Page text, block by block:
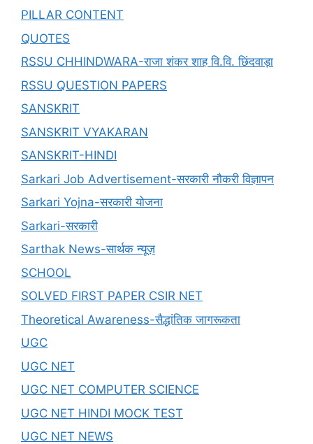
PILLAR CONTENT
QUOTES
RSSU CHHINDWARA-राजा शंकर शाह वि.वि. छिंदवाड़ा
RSSU QUESTION PAPERS
SANSKRIT
SANSKRIT VYAKARAN
SANSKRIT-HINDI
Sarkari Job Advertisement-सरकारी नौकरी विज्ञापन
Sarkari Yojna-सरकारी योजना
Sarkari-सरकारी
Sarthak News-सार्थक न्यूज़
SCHOOL
SOLVED FIRST PAPER CSIR NET
Theoretical Awareness-सैद्धांतिक जागरूकता
UGC
UGC NET
UGC NET COMPUTER SCIENCE
UGC NET HINDI MOCK TEST
UGC NET NEWS